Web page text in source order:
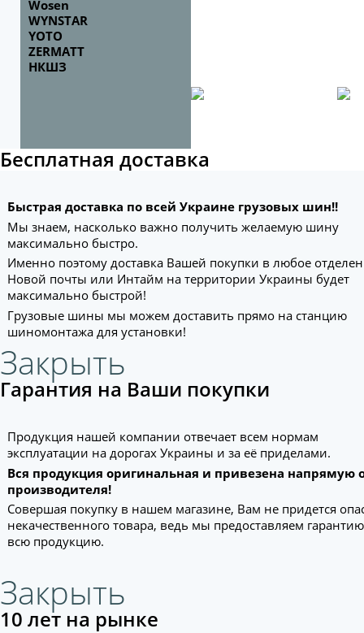
Wosen
WYNSTAR
YOTO
ZERMATT
НКШЗ
Бесплатная доставка
Быстрая доставка по всей Украине грузовых шин!!
Мы знаем, насколько важно получить желаемую шину
максимально быстро.
Именно поэтому доставка Вашей покупки в любое
Новой почты или Интайм на территории Украины будет
максимально быстрой!
Грузовые шины мы можем доставить прямо на станцию
шиномонтажа для установки!
Закрыть
Гарантия на Ваши покупки
Продукция нашей компании отвечает всем нормам
эксплуатации на дорогах Украины и за её приделами.
Вся продукция оригинальная и привезена напрямую
производителя!
Совершая покупку в нашем магазине, Вам не придется
некачественного товара, ведь мы предоставляем
всю продукцию.
Закрыть
10 лет на рынке